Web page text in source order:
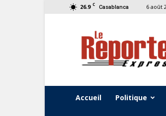
26.9 C Casablanca 6 août
Le
Reporter
Express
Accueil Politique